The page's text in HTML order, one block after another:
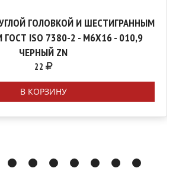
ГОЛОВКОЙ И ШЕСТИГРАННЫМ
ГОСТ ISO 7380-2 - М6Х16 - 010,9
ЧЕРНЫЙ ZN
22
В КОРЗИНУ